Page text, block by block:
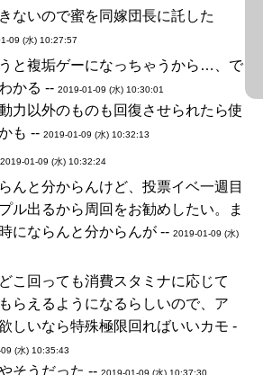
ないので蜜を同嫁団長に託した
09 (水) 10:27:57
と複垢ゲーになっちゃうから…、で
かる -- 2019-01-09 (水) 10:30:01
力以外のものも回復させられたら使
も -- 2019-01-09 (水) 10:32:13
2019-01-09 (水) 10:32:24
んと分からんけど、投票イベ一週目
ル出るから周回をお勧めしたい。ま
にならんと分からんが -- 2019-01-09 (水)
こ回っても消費スタミナに応じて
らえるようになるらしいので、ア
しいなら特殊極限回ればいいカモ -
(水) 10:35:43
そうだった -- 2019-01-09 (水) 10:37:30